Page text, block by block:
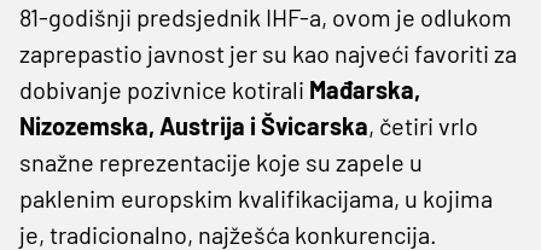
81-godišnji predsjednik IHF-a, ovom je odlukom
zaprepastio javnost jer su kao najveći favoriti za
dobivanje pozivnice kotirali Mađarska,
Nizozemska, Austrija i Švicarska, četiri vrlo
snažne reprezentacije koje su zapele u
paklenim europskim kvalifikacijama, u kojima
je, tradicionalno, najžešća konkurencija.